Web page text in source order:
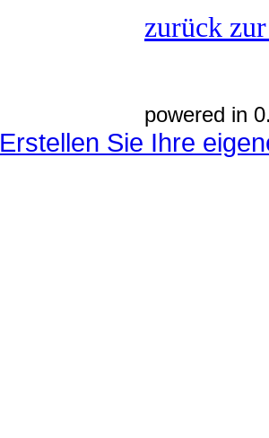
zurück
powered in
Erstellen Sie Ihre